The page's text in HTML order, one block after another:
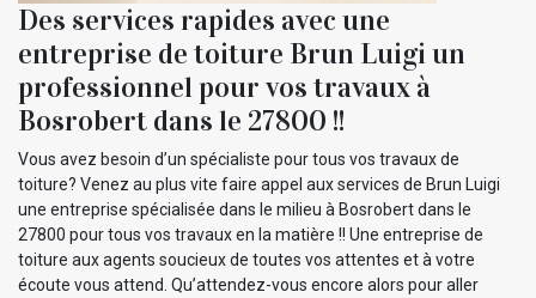
Des services rapides avec une
entreprise de toiture Brun Luigi un
professionnel pour vos travaux à
Bosrobert dans le 27800 !!
Vous avez besoin d’un spécialiste pour tous vos travaux de
toiture? Venez au plus vite faire appel aux services de Brun Luigi
une entreprise spécialisée dans le milieu à Bosrobert dans le
27800 pour tous vos travaux en la matière !! Une entreprise de
toiture aux agents soucieux de toutes vos attentes et à votre
écoute vous attend. Qu’attendez-vous encore alors pour aller